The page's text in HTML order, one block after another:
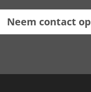
Neem contact op